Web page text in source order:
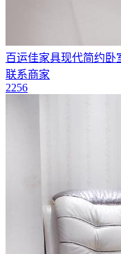
百运佳家具现代简约卧
联系商家
2256